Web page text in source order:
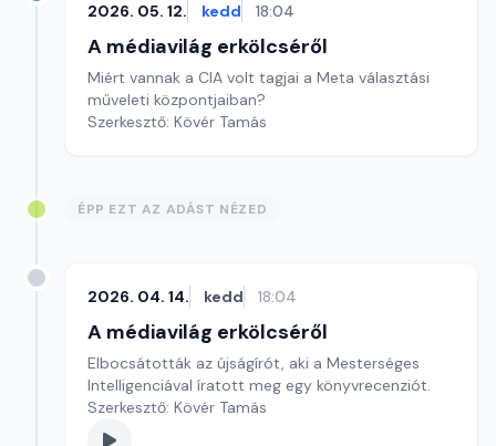
2026. 05. 12. kedd 18:04
A médiavilág erkölcséről
Miért vannak a CIA volt tagjai a Meta választási
műveleti központjaiban?
Szerkesztő: Kövér Tamás
ÉPP EZT AZ ADÁST NÉZED
2026. 04. 14. kedd 18:04
A médiavilág erkölcséről
Elbocsátották az újságírót, aki a Mesterséges
Intelligenciával íratott meg egy könyvrecenziót.
Szerkesztő: Kövér Tamás